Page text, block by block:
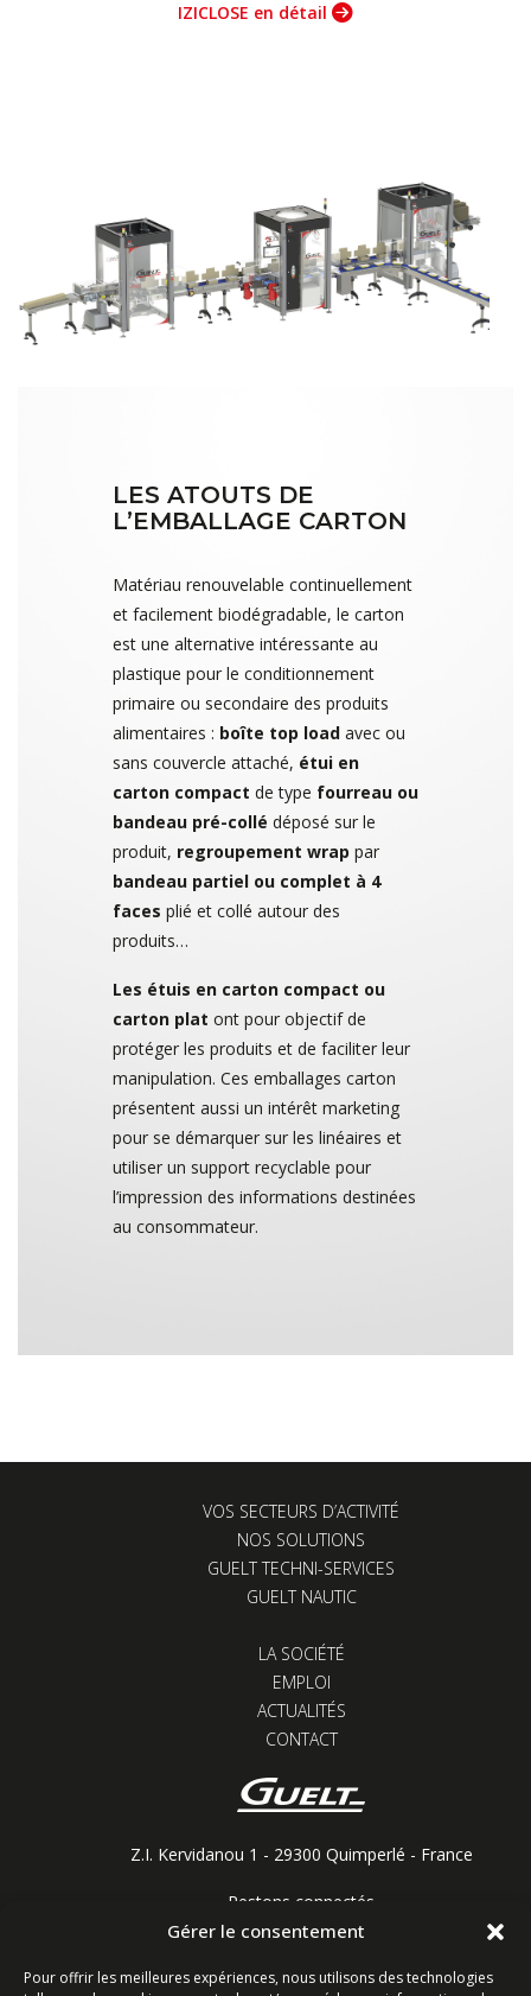
Gérer le consentement
Pour offrir les meilleures expériences, nous utilisons des technologies
IZICLOSE en détail
LES ATOUTS DE
L’EMBALLAGE CARTON
Matériau renouvelable continuellement
et facilement biodégradable, le carton
est une alternative intéressante au
plastique pour le conditionnement
primaire ou secondaire des produits
alimentaires : boîte top load avec ou
sans couvercle attaché, étui en
carton compact de type fourreau ou
bandeau pré-collé déposé sur le
produit, regroupement wrap par
bandeau partiel ou complet à 4
faces plié et collé autour des
produits…
Les étuis en carton compact ou
carton plat ont pour objectif de
protéger les produits et de faciliter leur
manipulation. Ces emballages carton
présentent aussi un intérêt marketing
pour se démarquer sur les linéaires et
utiliser un support recyclable pour
l’impression des informations destinées
au consommateur.
VOS SECTEURS D’ACTIVITÉ
NOS SOLUTIONS
GUELT TECHNI-SERVICES
GUELT NAUTIC
LA SOCIÉTÉ
EMPLOI
ACTUALITÉS
CONTACT
Z.I. Kervidanou 1 - 29300 Quimperlé - France
Restons connectés